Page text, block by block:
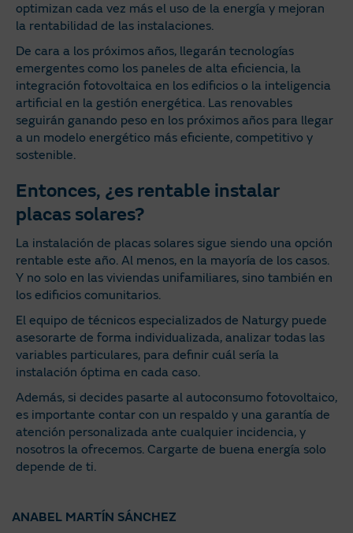
optimizan cada vez más el uso de la energía y mejoran
la rentabilidad de las instalaciones.
De cara a los próximos años, llegarán tecnologías
emergentes como los paneles de alta eficiencia, la
integración fotovoltaica en los edificios o la inteligencia
artificial en la gestión energética. Las renovables
seguirán ganando peso en los próximos años para llegar
a un modelo energético más eficiente, competitivo y
sostenible.
Entonces, ¿es rentable instalar
placas solares?
La instalación de placas solares sigue siendo una opción
rentable este año. Al menos, en la mayoría de los casos.
Y no solo en las viviendas unifamiliares, sino también en
los edificios comunitarios.
El equipo de técnicos especializados de Naturgy puede
asesorarte de forma individualizada, analizar todas las
variables particulares, para definir cuál sería la
instalación óptima en cada caso.
Además, si decides pasarte al autoconsumo fotovoltaico,
es importante contar con un respaldo y una garantía de
atención personalizada ante cualquier incidencia, y
nosotros la ofrecemos. Cargarte de buena energía solo
depende de ti.
ANABEL MARTÍN SÁNCHEZ